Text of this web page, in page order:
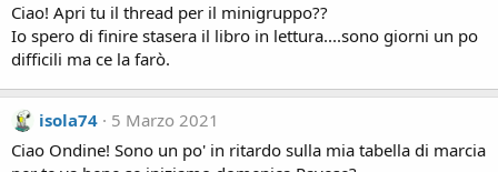
Ciao! Apri tu il thread per il minigruppo??
Io spero di finire stasera il libro in lettura....sono giorni un po
difficili ma ce la farò.
isola74
5 Marzo 2021
Ciao Ondine! Sono un po' in ritardo sulla mia tabella di marcia